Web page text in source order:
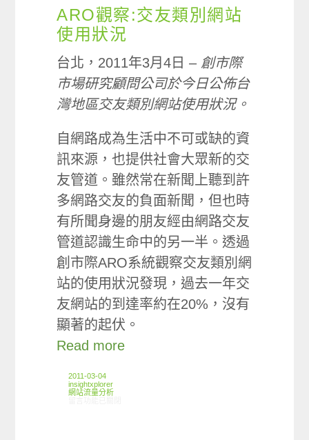
ARO觀察:交友類別網站
使用狀況
台北，2011年3月4日 – 創市際
市場研究顧問公司於今日公佈台
灣地區交友類別網站使用狀況。
自網路成為生活中不可或缺的資
訊來源，也提供社會大眾新的交
友管道。雖然常在新聞上聽到許
多網路交友的負面新聞，但也時
有所聞身邊的朋友經由網路交友
管道認識生命中的另一半。透過
創市際ARO系統觀察交友類別網
站的使用狀況發現，過去一年交
友網站的到達率約在20%，沒有
顯著的起伏。
Read more
2011-03-04
insightxplorer
網站流量分析